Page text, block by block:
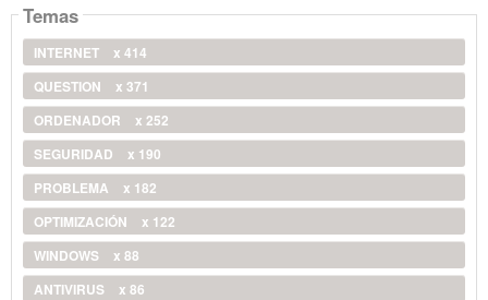
Temas
INTERNET
x 414
QUESTION
x 371
ORDENADOR
x 252
SEGURIDAD
x 190
PROBLEMA
x 182
OPTIMIZACIÓN
x 122
WINDOWS
x 88
ANTIVIRUS
x 86